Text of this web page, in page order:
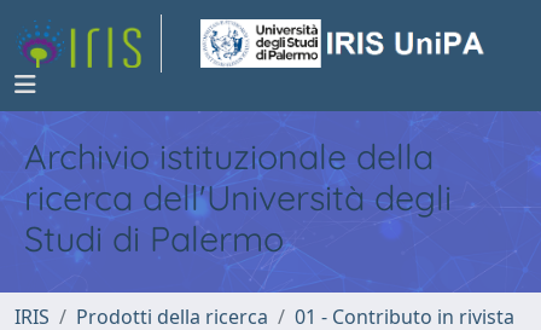
Archivio istituzionale della
ricerca dell'Università degli
Studi di Palermo
IRIS Prodotti della ricerca
01 - Contributo in rivista